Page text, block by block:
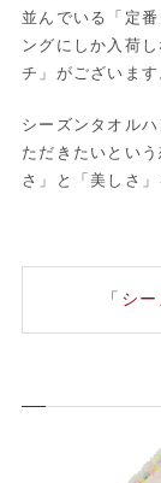
並んでいる「定
ングにしか入荷
チ」がございます
シーズンタオル
ただきたいとい
さ」と「美しさ
「シ